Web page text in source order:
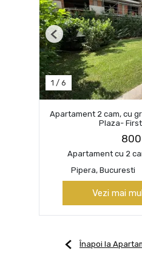
1 / 6
Previous
Apartament 2 cam, cu
Plaza-
Apartament cu 2
Pipera, Bucuresti
Vezi mai
Înapoi la